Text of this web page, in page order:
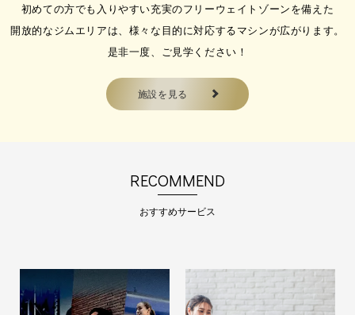
2026.08.01
【ゴルフスクール】8月無料体
が体験できます！
メガロスのゴルフスクール ・レベ
ルに合わせたレ…
【見学予約受付中！】館内を実
スタイルに合わせたご提案いた
2026.06.11
初めての方でも入りやすい充実のフリーウェイトゾーンを備えた
開放的なジムエリアは、様々な目的に対応するマシンが広がります。
是非一度、ご見学ください！
施設を見る
RECOMMEND
おすすめサービス